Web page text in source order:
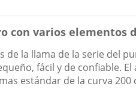
con varios elementos
la llama de la serie del
fácil y de confiable.
estándar de la curva